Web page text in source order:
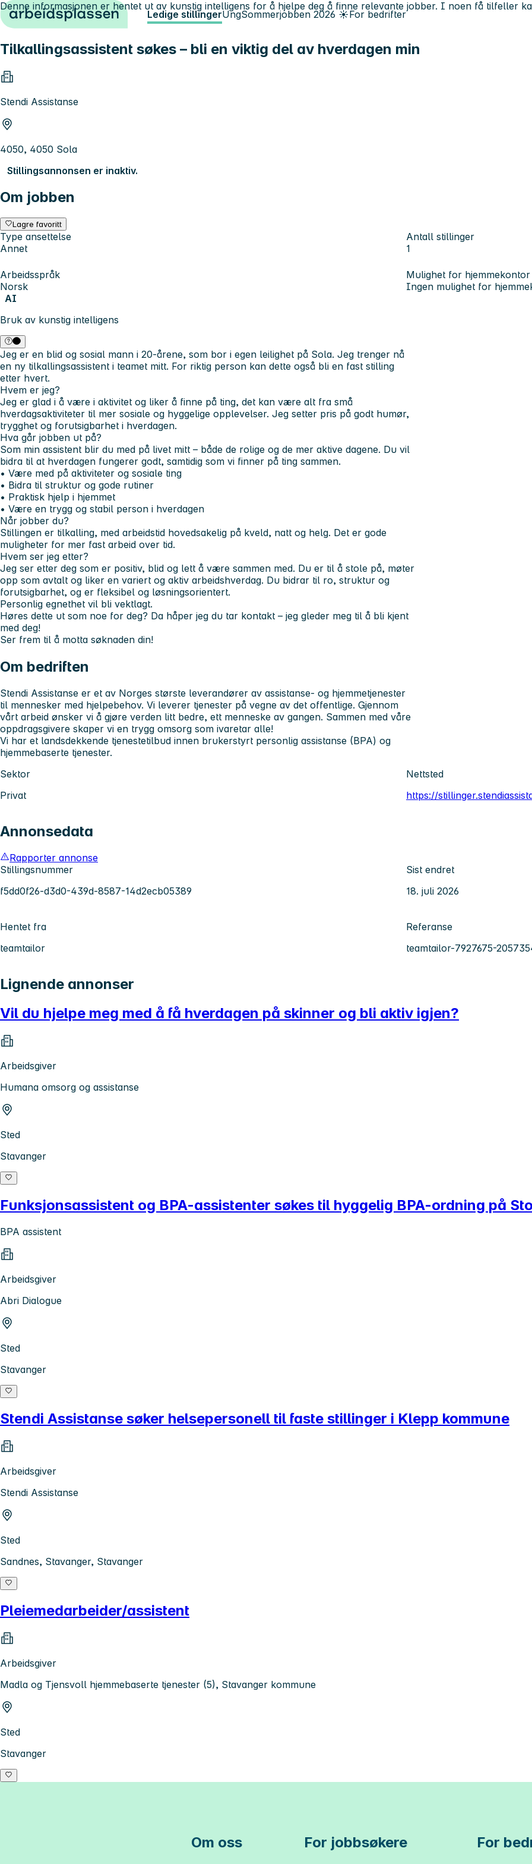
Hopp til innhold Ledige stillingerUngSommerjobben 2026 ☀️For bedrifter
Tilkallingsassistent søkes – bli en viktig del av hverdagen min
Stendi Assistanse
4050, 4050 Sola
Stillingsannonsen er inaktiv.
Om jobben
Lagre favoritt
Type ansettelse
Annet
Antall stillinger
1
Arbeidsspråk
Norsk
Mulighet for hjemmekontor
Ingen mulighet for
AI
Bruk av kunstig intelligens
Denne informasjonen er hentet ut av kunstig intelligens for å hjelpe deg å finne relevante jobber. I noen få tilfeller
Jeg er en blid og sosial mann i 20-årene, som bor i egen leilighet på Sola. Jeg trenger nå
en ny tilkallingsassistent i teamet mitt. For riktig person kan dette også bli en fast stilling
etter hvert.
Hvem er jeg?
Jeg er glad i å være i aktivitet og liker å finne på ting, det kan være alt fra små
hverdagsaktiviteter til mer sosiale og hyggelige opplevelser. Jeg setter pris på godt humør,
trygghet og forutsigbarhet i hverdagen.
Hva går jobben ut på?
Som min assistent blir du med på livet mitt – både de rolige og de mer aktive dagene. Du vil
bidra til at hverdagen fungerer godt, samtidig som vi finner på ting sammen.
• Være med på aktiviteter og sosiale ting
• Bidra til struktur og gode rutiner
• Praktisk hjelp i hjemmet
• Være en trygg og stabil person i hverdagen
Når jobber du?
Stillingen er tilkalling, med arbeidstid hovedsakelig på kveld, natt og helg. Det er gode
muligheter for mer fast arbeid over tid.
Hvem ser jeg etter?
Jeg ser etter deg som er positiv, blid og lett å være sammen med. Du er til å stole på, møter
opp som avtalt og liker en variert og aktiv arbeidshverdag. Du bidrar til ro, struktur og
forutsigbarhet, og er fleksibel og løsningsorientert.
Personlig egnethet vil bli vektlagt.
Høres dette ut som noe for deg? Da håper jeg du tar kontakt – jeg gleder meg til å bli kjent
med deg!
Ser frem til å motta søknaden din!
Om bedriften
Stendi Assistanse er et av Norges største leverandører av assistanse- og hjemmetjenester
til mennesker med hjelpebehov. Vi leverer tjenester på vegne av det offentlige. Gjennom
vårt arbeid ønsker vi å gjøre verden litt bedre, ett menneske av gangen. Sammen med våre
oppdragsgivere skaper vi en trygg omsorg som ivaretar alle!
Vi har et landsdekkende tjenestetilbud innen brukerstyrt personlig assistanse (BPA) og
hjemmebaserte tjenester.
Sektor
Privat
Nettsted
https://
Annonsedata
Rapporter annonse
Stillingsnummer
f5dd0f26-d3d0-439d-8587-14d2ecb05389
Sist endret
18. juli 2026
Hentet fra
teamtailor
Referanse
teamtailor-7927675-
Lignende annonser
Vil du hjelpe meg med å få hverdagen på skinner og bli aktiv igjen?
Arbeidsgiver
Humana omsorg og assistanse
Sted
Stavanger
Funksjonsassistent og BPA-assistenter søkes til hyggelig BPA-ordning på
BPA assistent
Arbeidsgiver
Abri Dialogue
Sted
Stavanger
Stendi Assistanse søker helsepersonell til faste stillinger i Klepp kommune
Arbeidsgiver
Stendi Assistanse
Sted
Sandnes, Stavanger, Stavanger
Pleiemedarbeider/assistent
Arbeidsgiver
Madla og Tjensvoll hjemmebaserte tjenester (5), Stavanger kommune
Sted
Stavanger
Om oss For jobbsøkere For